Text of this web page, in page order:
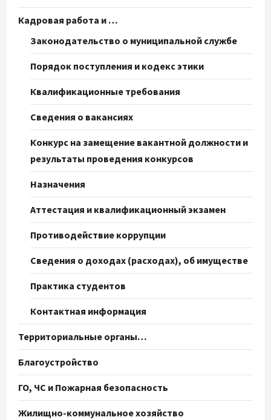
Кадровая работа и …
Законодательство о муниципальной службе
Порядок поступления и кодекс этики
Квалификационные требования
Сведения о вакансиях
Конкурс на замещение вакантной должности и
результаты проведения конкурсов
Назначения
Аттестация и квалификационный экзамен
Противодействие коррупции
Сведения о доходах (расходах), об имуществе
Практика студентов
Контактная информация
Территориальные органы…
Благоустройство
ГО, ЧС и Пожарная безопасность
Жилищно-коммунальное хозяйство